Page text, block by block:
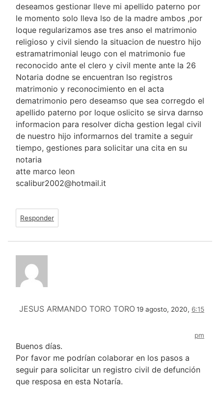
deseamos gestionar lleve mi apellido paterno por
le momento solo lleva lso de la madre ambos ,por
loque regularizamos ase tres anso el matrimonio
religioso y civil siendo la situacion de nuestro hijo
estramatrimonial leugo con el matrimonio fue
reconocido ante el clero y civil mente ante la 26
Notaria dodne se encuentran lso registros
matrimonio y reconocimiento en el acta
dematrimonio pero deseamso que sea corregdo el
apellido paterno por loque oslicito se sirva darnso
informacion para resolver dicha gestion legal civil
de nuestro hijo informarnos del tramite a seguir
tiempo, gestiones para solicitar una cita en su
notaria
atte marco leon
scalibur2002@hotmail.it
Responder
JESUS ARMANDO TORO TORO19 agosto, 2020, 6:15
pm
Buenos días.
Por favor me podrían colaborar en los pasos a
seguir para solicitar un registro civil de defunción
que resposa en esta Notaría.